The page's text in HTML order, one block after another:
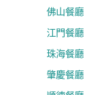
佛山餐廳
江門餐廳
珠海餐廳
肇慶餐廳